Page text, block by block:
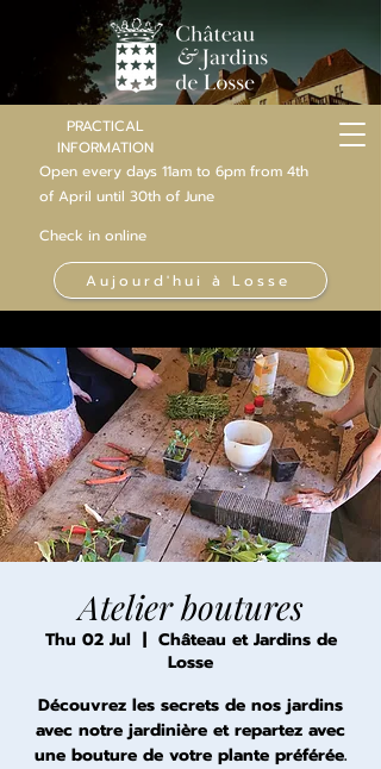
PRACTICAL
INFORMATION
Open every days 11am to 6pm from 4th
of April until 30th of June
Check in online
Aujourd'hui à Losse
Atelier boutures
Thu 02 Jul
  |
Château et Jardins de
Losse
Découvrez les secrets de nos jardins
avec notre jardinière et repartez avec
une bouture de votre plante préférée.